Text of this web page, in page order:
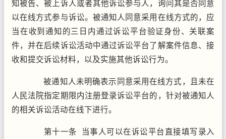
知被告、被上诉人或者其他诉讼参与人，询问其是否同意
以在线方式参与诉讼。被通知人同意采用在线方式的，应
当在收到通知的三日内通过诉讼平台验证身份、关联案
件，并在后续诉讼活动中通过诉讼平台了解案件信息、接
收和提交诉讼材料，以及实施其他诉讼行为。
被通知人未明确表示同意采用在线方式，且未在
人民法院指定期限内注册登录诉讼平台的，针对被通知人
的相关诉讼活动在线下进行。
第十一条 当事人可以在诉讼平台直接填写录入